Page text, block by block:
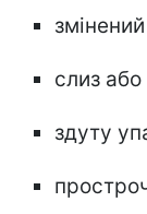
слиз або
здуту